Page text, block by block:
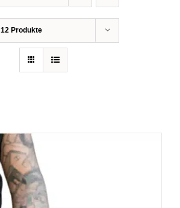
12 Produkte